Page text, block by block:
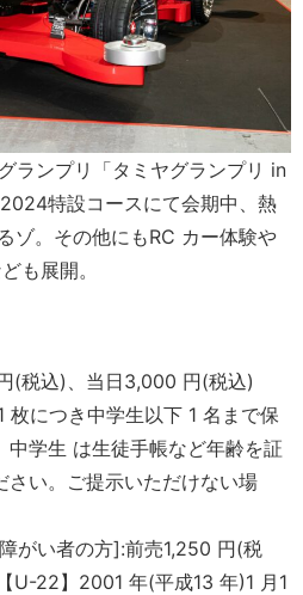
ランプリ「タミヤグランプリ in
特設コースにて会期中、熱
ゾ。その他にもRC カー体験や
も展開。
(税込)、当日3,000 円(税込)
枚につき中学生以下 1 名まで保
中学生 は生徒手帳など年齢を証
さい。ご提示いただけない場
がい者の方]:前売1,250 円(税
U-22】2001 年(平成13 年)1 月1